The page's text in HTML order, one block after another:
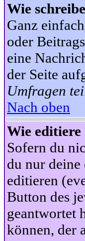
Wie
Ganz
oder
eine
der Seite
Umfragen
Nach oben
Wie editiere
Sofern du
du nur deine
editieren
Button des
geantwortet
können, der